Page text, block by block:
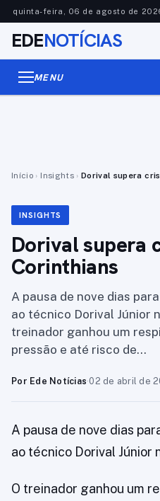
quinta-feira, 06 de agosto de
EDENOTÍCIAS
MENU
Início › Insights › Dorival supera
INSIGHTS
Dorival supera
Corinthians
A pausa de nove dias
ao técnico Dorival Júnior
treinador ganhou um
pressão e até risco de…
Por Ede Notícias·02 de abril de
A pausa de nove dias
ao técnico Dorival Júnior
O treinador ganhou um